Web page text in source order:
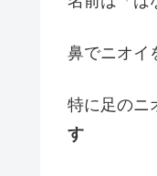
鼻でニオイ
特に足のニ
す